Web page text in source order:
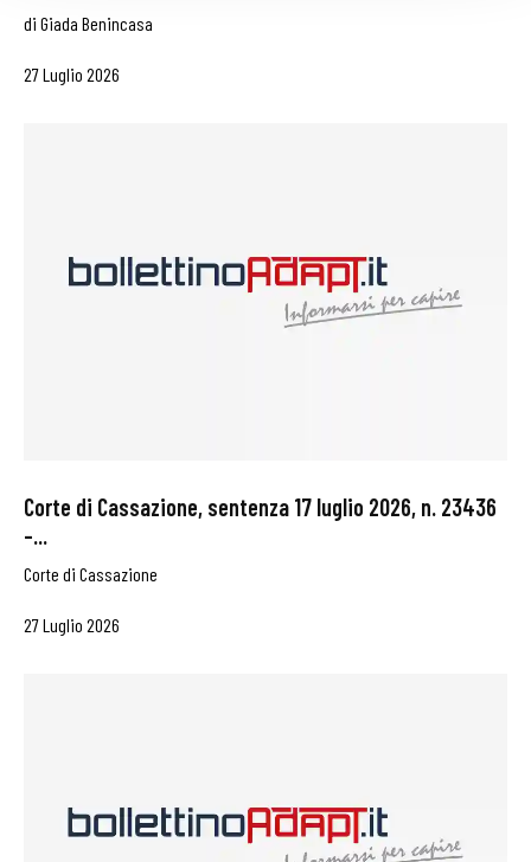
di Giada Benincasa
27 Luglio 2026
Corte di Cassazione, sentenza 17 luglio 2026, n. 23436
–...
Corte di Cassazione
27 Luglio 2026